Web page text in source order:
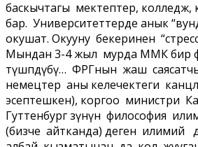
баскычтагы мектептер, колледж,
бар. Университеттерде анык
окушат. Окууну бекеринен
Мындан 3-4 жыл мурда ММК бир
түшпөдүбү… ФРГнын жаш
немецтер аны келечектеги
эсептешкен), коргоо министри
Гуттенбург өзүнүн философия
(бизче айтканда) деген илимий